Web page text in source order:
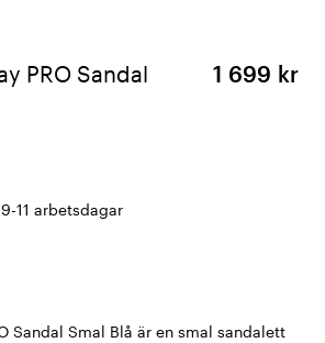
PRO Sandal
1 699 kr
11 arbetsdagar
Sandal Smal Blå är en smal sandalett